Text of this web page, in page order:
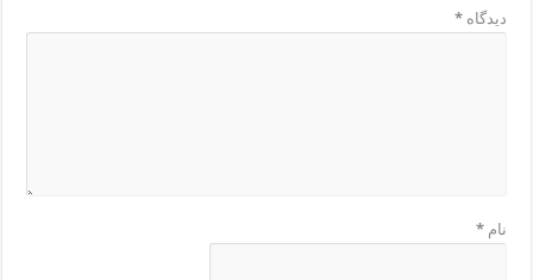
دیدگاه*
نام*